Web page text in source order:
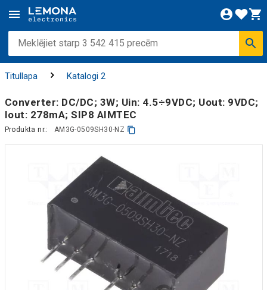
Titullapa Katalogi 2
Converter: DC/DC; 3W; Uin: 4.5÷9VDC; Uout: 9VDC;
Iout: 278mA; SIP8 AIMTEC
Produkta nr.: AM3G-0509SH30-NZ